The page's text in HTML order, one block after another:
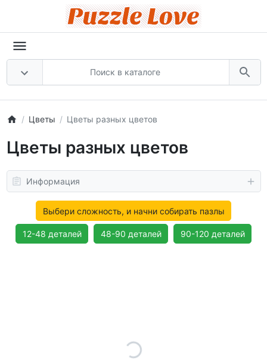
Цветы Цветы разных цветов
Цветы разных цветов
Информация
Выбери сложность, и начни собирать пазлы
12-48 деталей 48-90 деталей 90-120 деталей